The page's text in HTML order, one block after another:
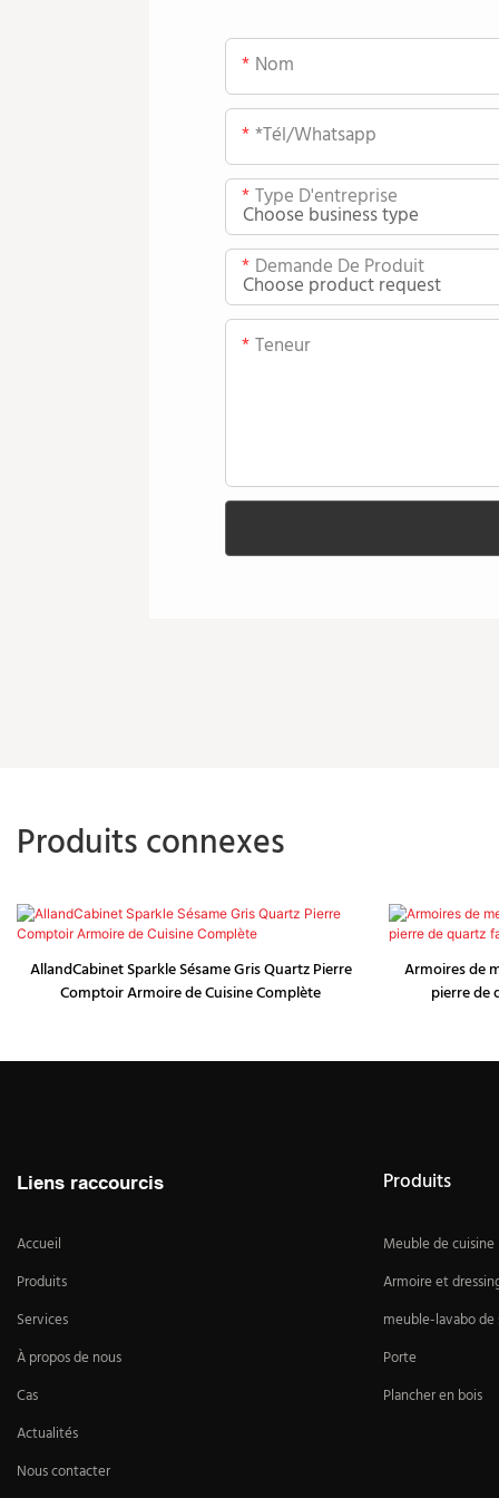
Nom
*tél/whatsapp
Type D'entreprise
Demande De Produit
Teneur
Produits connexes
AllandCabinet Sparkle Sésame Gris Quartz Pierre
Comptoir Armoire de Cuisine Complète
Armoires de
pierre de
Liens raccourcis
Accueil
Produits
Services
À propos de nous
Cas
Actualités
Nous contacter
Produits
Meuble de cuisine
Armoire et
meuble-lavabo de
Porte
Plancher en bois